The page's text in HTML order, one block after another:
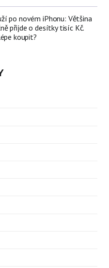
po novém iPhonu: Většina
přijde o desítky tisíc Kč.
koupit?